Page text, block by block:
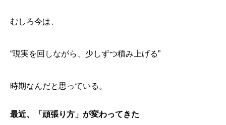
むしろ今は、
“現実を回しながら、少しずつ積み上げる”
時期なんだと思っている。
最近、「頑張り方」が変わってきた
「余裕」があると、人は自然に前へ進める